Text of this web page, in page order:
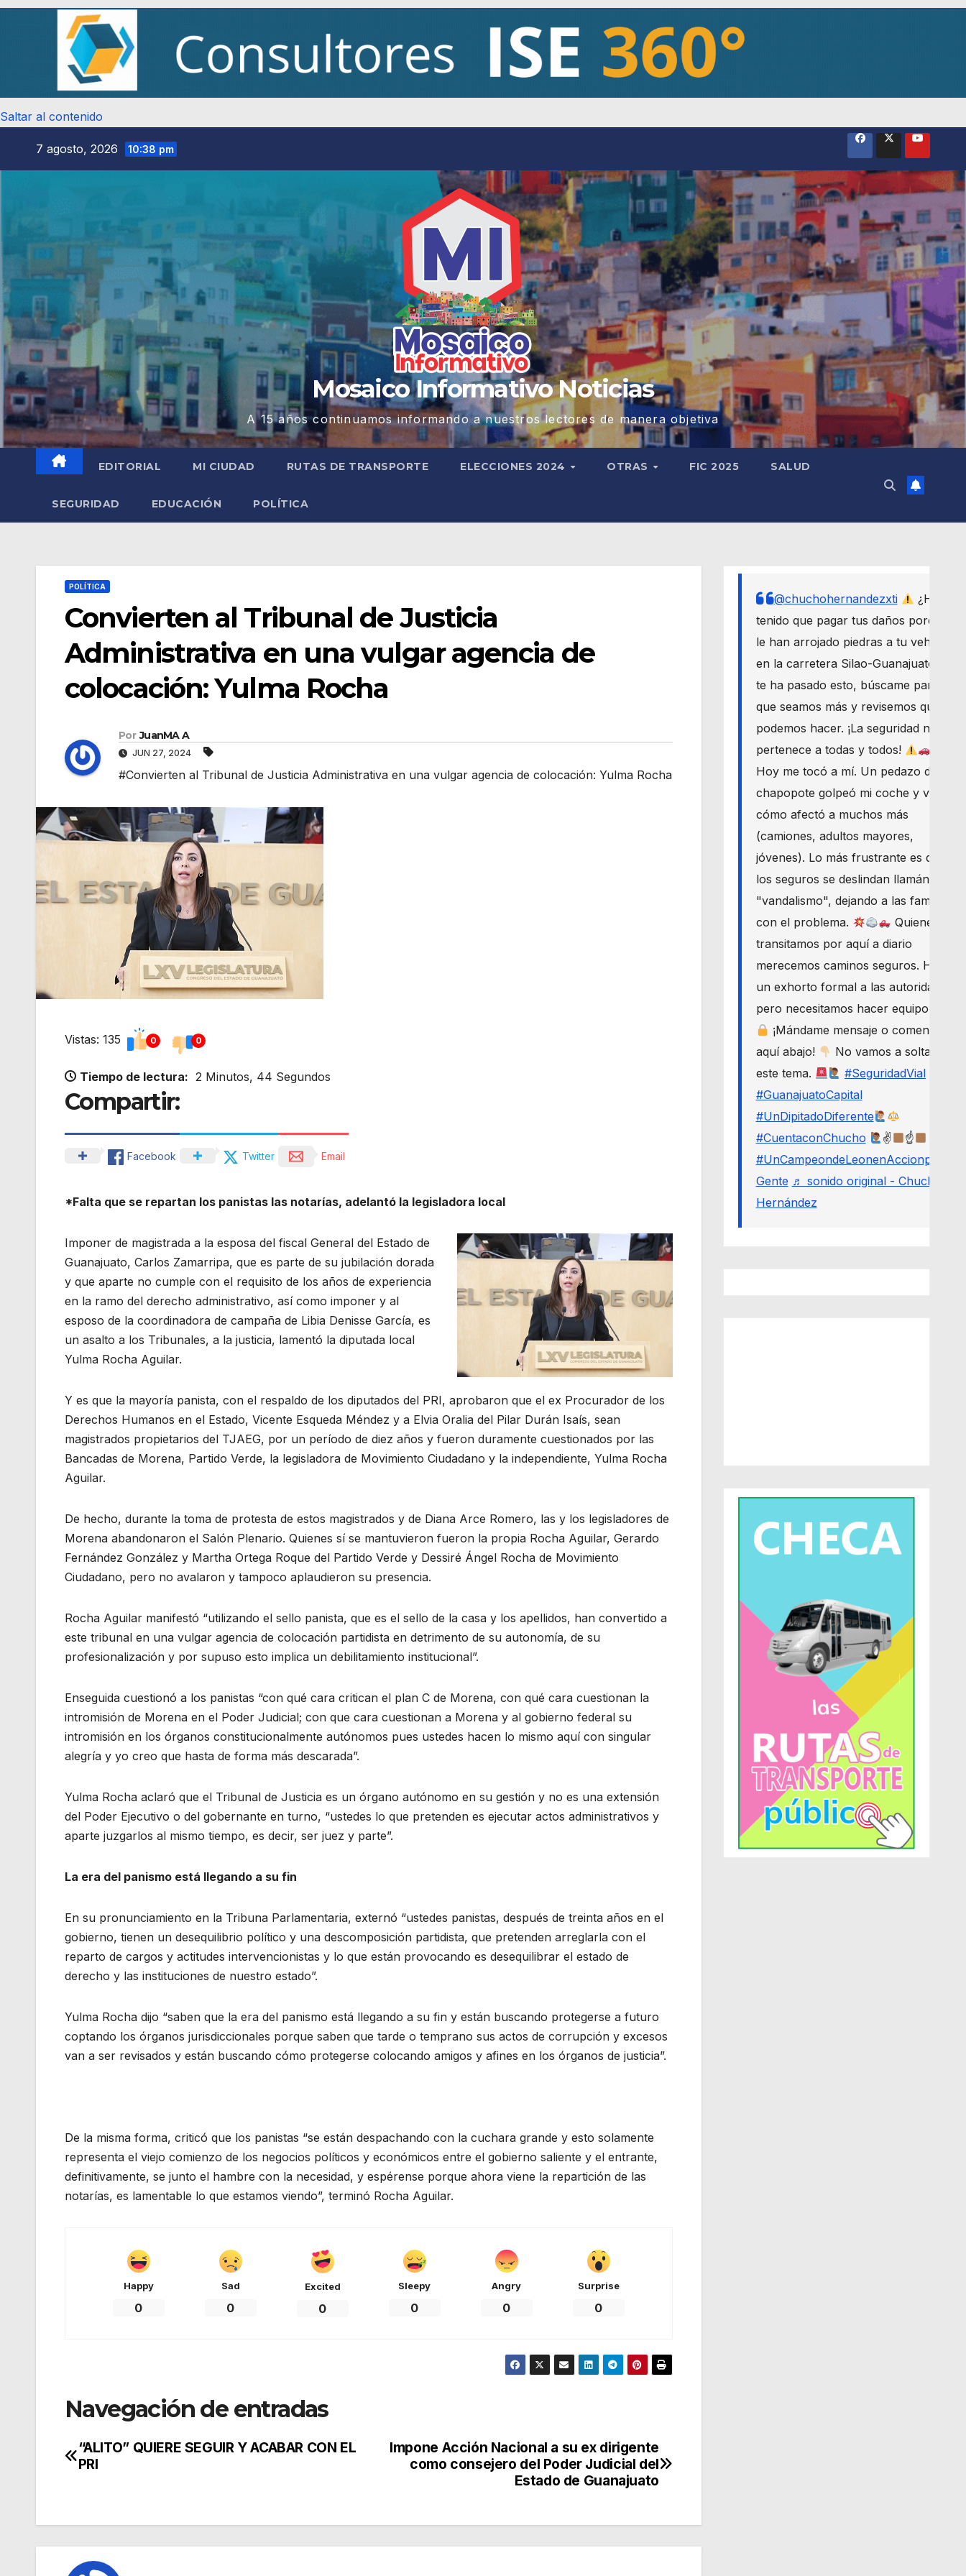
Saltar al contenido
7 agosto, 2026 10:38 pm
Mosaico Informativo Noticias
A 15 años continuamos informando a nuestros lectores de manera objetiva
EDITORIAL MI CIUDAD RUTAS DE TRANSPORTE ELECCIONES 2024 OTRAS FIC 2025 SALUD
SEGURIDAD EDUCACIÓN POLÍTICA
POLÍTICA
Convierten al Tribunal de Justicia
Administrativa en una vulgar agencia de
colocación: Yulma Rocha
Por JuanMA A
JUN 27, 2024
#Convierten al Tribunal de Justicia Administrativa en una vulgar agencia de colocación: Yulma Rocha
Vistas: 135 0 0
Tiempo de lectura: 2 Minutos, 44 Segundos
Compartir:
Facebook Twitter Email
*Falta que se repartan los panistas las notarías, adelantó la legisladora local
Imponer de magistrada a la esposa del fiscal General del Estado de
Guanajuato, Carlos Zamarripa, que es parte de su jubilación dorada
y que aparte no cumple con el requisito de los años de experiencia
en la ramo del derecho administrativo, así como imponer y al
esposo de la coordinadora de campaña de Libia Denisse García, es
un asalto a los Tribunales, a la justicia, lamentó la diputada local
Yulma Rocha Aguilar.
Y es que la mayoría panista, con el respaldo de los diputados del PRI, aprobaron que el ex Procurador de los
Derechos Humanos en el Estado, Vicente Esqueda Méndez y a Elvia Oralia del Pilar Durán Isaís, sean
magistrados propietarios del TJAEG, por un período de diez años y fueron duramente cuestionados por las
Bancadas de Morena, Partido Verde, la legisladora de Movimiento Ciudadano y la independiente, Yulma Rocha
Aguilar.
De hecho, durante la toma de protesta de estos magistrados y de Diana Arce Romero, las y los legisladores de
Morena abandonaron el Salón Plenario. Quienes sí se mantuvieron fueron la propia Rocha Aguilar, Gerardo
Fernández González y Martha Ortega Roque del Partido Verde y Dessiré Ángel Rocha de Movimiento
Ciudadano, pero no avalaron y tampoco aplaudieron su presencia.
Rocha Aguilar manifestó “utilizando el sello panista, que es el sello de la casa y los apellidos, han convertido a
este tribunal en una vulgar agencia de colocación partidista en detrimento de su autonomía, de su
profesionalización y por supuso esto implica un debilitamiento institucional”.
Enseguida cuestionó a los panistas “con qué cara critican el plan C de Morena, con qué cara cuestionan la
intromisión de Morena en el Poder Judicial; con que cara cuestionan a Morena y al gobierno federal su
intromisión en los órganos constitucionalmente autónomos pues ustedes hacen lo mismo aquí con singular
alegría y yo creo que hasta de forma más descarada”.
Yulma Rocha aclaró que el Tribunal de Justicia es un órgano autónomo en su gestión y no es una extensión
del Poder Ejecutivo o del gobernante en turno, “ustedes lo que pretenden es ejecutar actos administrativos y
aparte juzgarlos al mismo tiempo, es decir, ser juez y parte”.
La era del panismo está llegando a su fin
En su pronunciamiento en la Tribuna Parlamentaria, externó “ustedes panistas, después de treinta años en el
gobierno, tienen un desequilibrio político y una descomposición partidista, que pretenden arreglarla con el
reparto de cargos y actitudes intervencionistas y lo que están provocando es desequilibrar el estado de
derecho y las instituciones de nuestro estado”.
Yulma Rocha dijo “saben que la era del panismo está llegando a su fin y están buscando protegerse a futuro
coptando los órganos jurisdiccionales porque saben que tarde o temprano sus actos de corrupción y excesos
van a ser revisados y están buscando cómo protegerse colocando amigos y afines en los órganos de justicia”.
De la misma forma, criticó que los panistas “se están despachando con la cuchara grande y esto solamente
representa el viejo comienzo de los negocios políticos y económicos entre el gobierno saliente y el entrante,
definitivamente, se junto el hambre con la necesidad, y espérense porque ahora viene la repartición de las
notarías, es lamentable lo que estamos viendo”, terminó Rocha Aguilar.
Happy
0
Sad
0
Excited
0
Sleepy
0
Angry
0
Surprise
0
Navegación de entradas
Impone Acción Nacional a su ex dirigente
como consejero del Poder Judicial del
Estado de Guanajuato
“ALITO” QUIERE SEGUIR Y ACABAR CON EL
PRI
@chuchohernandezxti
¿Has
tenido que pagar tus daños porque
le han arrojado piedras a tu vehículo
en la carretera Silao-Guanajuato? Si
te ha pasado esto, búscame para
que seamos más y revisemos qué
podemos hacer. ¡La seguridad nos
pertenece a todas y todos!
Hoy me tocó a mí. Un pedazo de
chapopote golpeó mi coche y vi
cómo afectó a muchos más
(camiones, adultos mayores,
jóvenes). Lo más frustrante es que
los seguros se deslindan llamándolo
"vandalismo", dejando a las familias
con el problema.
Quienes
transitamos por aquí a diario
merecemos caminos seguros. Haré
un exhorto formal a las autoridades,
pero necesitamos hacer equipo.
¡Mándame mensaje o comenta
aquí abajo!
No vamos a soltar
este tema.
#SeguridadVial
#GuanajuatoCapital
#UnDipitadoDiferente
#CuentaconChucho
✌
☝
#UnCampeondeLeonenAccionporLa
Gente ♬ sonido original - Chucho
Hernández